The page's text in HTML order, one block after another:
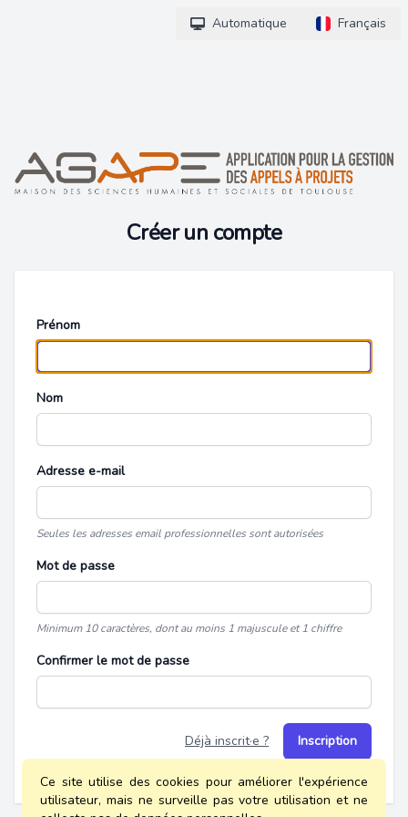
Créer un compte
Prénom
Nom
Adresse e-mail
Seules les adresses email professionnelles sont autorisées
Mot de passe
Minimum 10 caractères, dont au moins 1 majuscule et 1 chiffre
Confirmer le mot de passe
Déjà inscrit·e ? Inscription
Automatique Français
Ce site utilise des cookies pour améliorer l'expérience
utilisateur, mais ne surveille pas votre utilisation et ne